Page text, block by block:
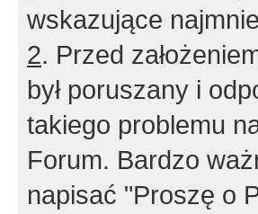
wskazujące
2. Przed
był poruszany i
takiego problemu
Forum. Bardzo
napisać "Proszę o